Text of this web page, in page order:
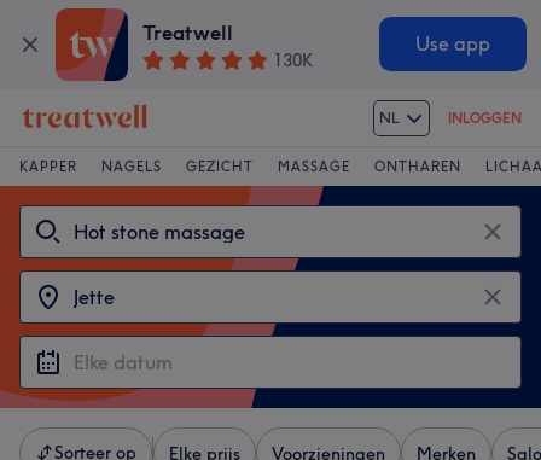
Treatwell
130K
Use app
NL INLOGGEN
KAPPER NAGELS GEZICHT MASSAGE ONTHAREN
Sorteer op Elke prijs Voorzieningen Merken